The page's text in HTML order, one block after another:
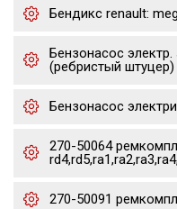
Бендикс renault:
Бензонасос
(ребристый
Бензонасос
270-50064
270-50091